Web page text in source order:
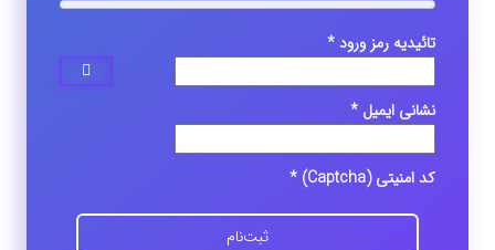
تائیدیه رمز ورود *
نشانی ایمیل *
کد امنیتی (Captcha) *
ثبت‌نام